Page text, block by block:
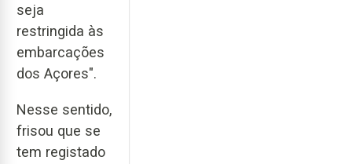
seja
restringida às
embarcações
dos Açores".
Nesse sentido,
frisou que se
tem registado